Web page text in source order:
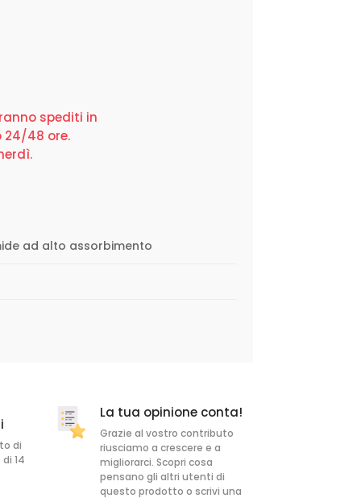
spediti in
24/48 ore.
ad alto assorbimento
di
14
La tua opinione conta!
Grazie al vostro contributo
riusciamo a crescere e a
migliorarci. Scopri cosa
pensano gli altri utenti di
questo prodotto o scrivi una